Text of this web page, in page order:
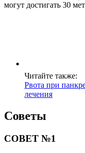
могут достигать 30
Читайте также:
Рвота при
лечения
Советы
СОВЕТ №1